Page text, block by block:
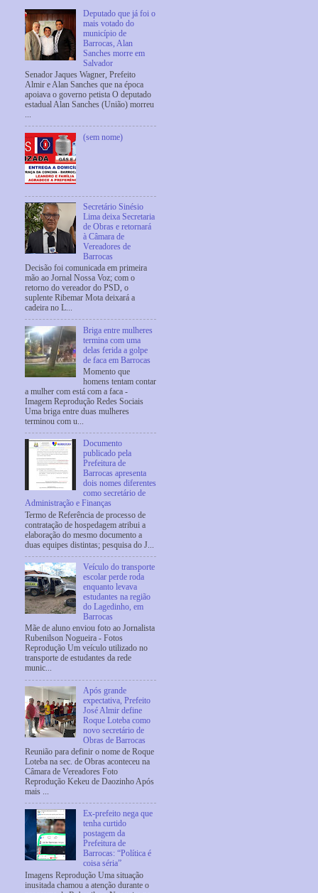
Deputado que já foi o
mais votado do
município de
Barrocas, Alan
Sanches morre em
Salvador
Senador Jaques Wagner, Prefeito
Almir e Alan Sanches que na época
apoiava o governo petista O deputado
estadual Alan Sanches (União) morreu
...
(sem nome)
Secretário Sinésio
Lima deixa Secretaria
de Obras e retornará
à Câmara de
Vereadores de
Barrocas
Decisão foi comunicada em primeira
mão ao Jornal Nossa Voz; com o
retorno do vereador do PSD, o
suplente Ribemar Mota deixará a
cadeira no L...
Briga entre mulheres
termina com uma
delas ferida a golpe
de faca em Barrocas
Momento que
homens tentam contar
a mulher com está com a faca -
Imagem Reprodução Redes Sociais
Uma briga entre duas mulheres
terminou com u...
Documento
publicado pela
Prefeitura de
Barrocas apresenta
dois nomes diferentes
como secretário de
Administração e Finanças
Termo de Referência de processo de
contratação de hospedagem atribui a
elaboração do mesmo documento a
duas equipes distintas; pesquisa do J...
Veículo do transporte
escolar perde roda
enquanto levava
estudantes na região
do Lagedinho, em
Barrocas
Mãe de aluno enviou foto ao Jornalista
Rubenilson Nogueira - Fotos
Reprodução Um veículo utilizado no
transporte de estudantes da rede
munic...
Após grande
expectativa, Prefeito
José Almir define
Roque Loteba como
novo secretário de
Obras de Barrocas
Reunião para definir o nome de Roque
Loteba na sec. de Obras aconteceu na
Câmara de Vereadores Foto
Reprodução Kekeu de Daozinho Após
mais ...
Ex-prefeito nega que
tenha curtido
postagem da
Prefeitura de
Barrocas: “Política é
coisa séria”
Imagens Reprodução Uma situação
inusitada chamou a atenção durante o